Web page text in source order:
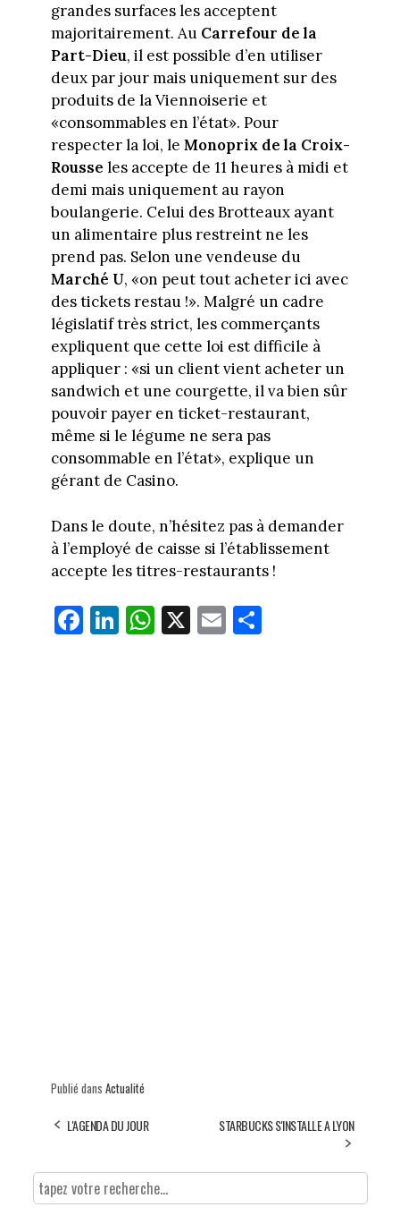
grandes surfaces les acceptent
majoritairement. Au Carrefour de la
Part-Dieu, il est possible d’en utiliser
deux par jour mais uniquement sur des
produits de la Viennoiserie et
«consommables en l’état». Pour
respecter la loi, le Monoprix de la Croix-
Rousse les accepte de 11 heures à midi et
demi mais uniquement au rayon
boulangerie. Celui des Brotteaux ayant
un alimentaire plus restreint ne les
prend pas. Selon une vendeuse du
Marché U, «on peut tout acheter ici avec
des tickets restau !». Malgré un cadre
législatif très strict, les commerçants
expliquent que cette loi est difficile à
appliquer : «si un client vient acheter un
sandwich et une courgette, il va bien sûr
pouvoir payer en ticket-restaurant,
même si le légume ne sera pas
consommable en l’état», explique un
gérant de Casino.
Dans le doute, n’hésitez pas à demander
à l’employé de caisse si l’établissement
accepte les titres-restaurants !
Fa
ce
Li
nk
W
ha
X E
m
Pa
rt
Publié dans Actualité
L'AGENDA DU JOUR STARBUCKS S'INSTALLE A LYON